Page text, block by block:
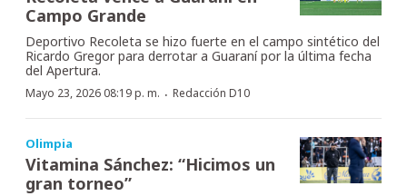
Campo Grande
Deportivo Recoleta se hizo fuerte en el campo sintético del
Ricardo Gregor para derrotar a Guaraní por la última fecha
del Apertura.
Mayo 23, 2026 08:19 p. m. · Redacción D10
Olimpia
Vitamina Sánchez: “Hicimos un
gran torneo”